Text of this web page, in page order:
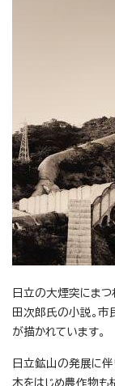
日立の大煙突にまつ
田次郎氏の小説。
が描かれています。
日立鉱山の発展に
木をはじめ農作物も